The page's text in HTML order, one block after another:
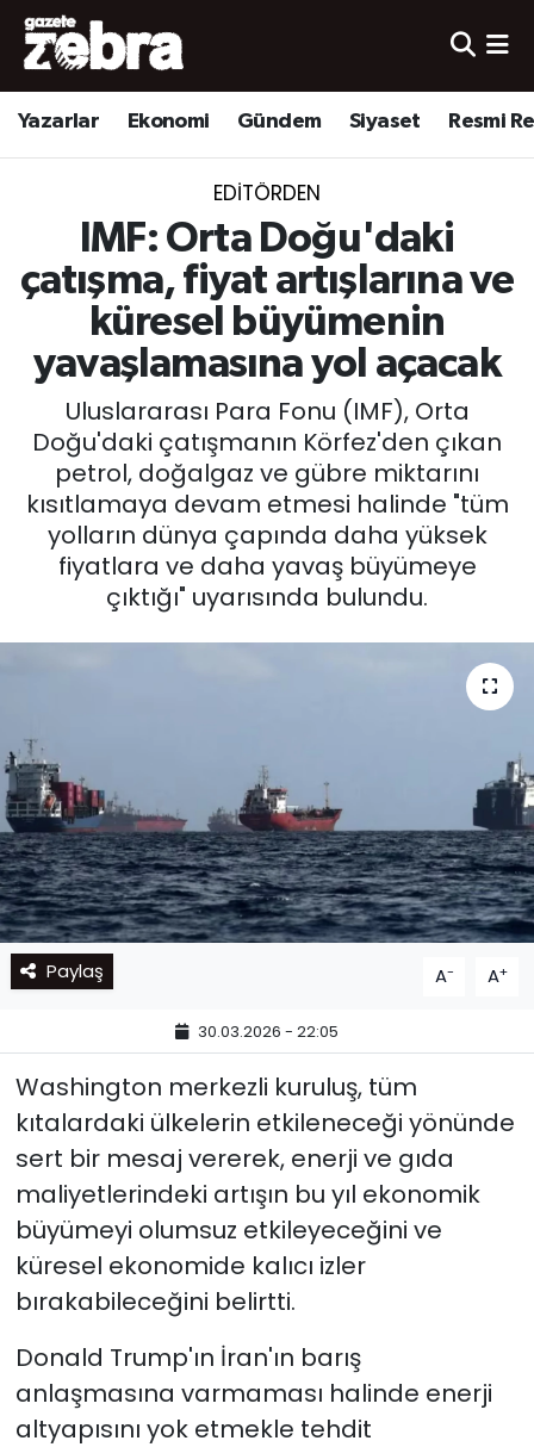
Yazarlar Ekonomi Gündem Siyaset Resmi
EDITÖRDEN
IMF: Orta Doğu'daki
çatışma, fiyat artışlarına ve
küresel büyümenin
yavaşlamasına yol açacak
Uluslararası Para Fonu (IMF), Orta
Doğu'daki çatışmanın Körfez'den çıkan
petrol, doğalgaz ve gübre miktarını
kısıtlamaya devam etmesi halinde "tüm
yolların dünya çapında daha yüksek
fiyatlara ve daha yavaş büyümeye
çıktığı" uyarısında bulundu.
Paylaş A- A+
30.03.2026 - 22:05
Washington merkezli kuruluş, tüm
kıtalardaki ülkelerin etkileneceği yönünde
sert bir mesaj vererek, enerji ve gıda
maliyetlerindeki artışın bu yıl ekonomik
büyümeyi olumsuz etkileyeceğini ve
küresel ekonomide kalıcı izler
bırakabileceğini belirtti.
Donald Trump'ın İran'ın barış
anlaşmasına varmaması halinde enerji
altyapısını yok etmekle tehdit
Yazarlar
Ekonomi
Yerel
Spor
Nöbetçi Eczaneler
Hava Durumu
Süper Lig Puan Durumu ve Fikstür
Tüm Manşetler
Son Dakika Haberleri
Haber Arşivi